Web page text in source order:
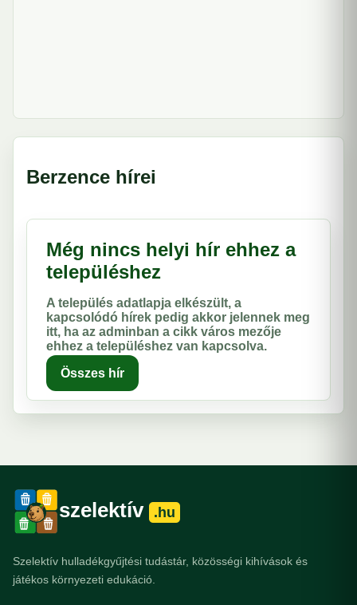
Berzence hírei
Még nincs helyi hír ehhez a
településhez
A település adatlapja elkészült, a
kapcsolódó hírek pedig akkor jelennek meg
itt, ha az adminban a cikk város mezője
ehhez a településhez van kapcsolva.
Összes hír
szelektív .hu
Szelektív hulladékgyűjtési tudástár, közösségi kihívások és
játékos környezeti edukáció.